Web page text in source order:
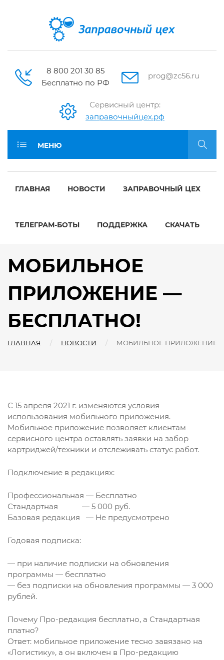
8 800 201 30 85
Бесплатно по РФ
prog@zc56.ru
Сервисный центр:
заправочныйцех.рф
МЕНЮ
ГЛАВНАЯ НОВОСТИ ЗАПРАВОЧНЫЙ ЦЕХ
ТЕЛЕГРАМ-БОТЫ ПОДДЕРЖКА СКАЧАТЬ
МОБИЛЬНОЕ
ПРИЛОЖЕНИЕ —
БЕСПЛАТНО!
ГЛАВНАЯ НОВОСТИ МОБИЛЬНОЕ ПРИЛОЖЕНИЕ -
С 15 апреля 2021 г. изменяются условия
использования мобильного приложения.
Мобильное приложение позволяет клиентам
сервисного центра оставлять заявки на забор
картриджей/техники и отслеживать статус работ.
Подключение в редакциях:
Профессиональная — Бесплатно
Стандартная — 5 000 руб.
Базовая редакция — Не предусмотрено
Годовая подписка:
— при наличие подписки на обновления
программы — бесплатно
— без подписки на обновления программы — 3 000
рублей.
Почему Про-редакция бесплатно, а Стандартная
платно?
Ответ: мобильное приложение тесно завязано на
«Логистику», а он включен в Про-редакцию